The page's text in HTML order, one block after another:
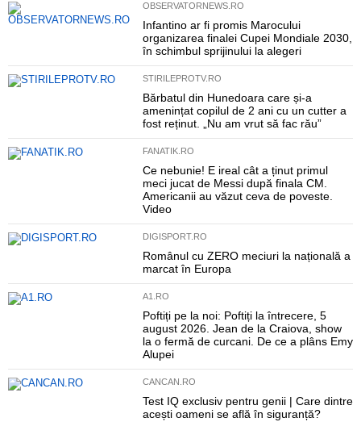
OBSERVATORNEWS.RO
Infantino ar fi promis Marocului
organizarea finalei Cupei Mondiale 2030,
în schimbul sprijinului la alegeri
STIRILEPROTV.RO
Bărbatul din Hunedoara care și-a
amenințat copilul de 2 ani cu un cutter a
fost reținut. „Nu am vrut să fac rău”
FANATIK.RO
Ce nebunie! E ireal cât a ținut primul
meci jucat de Messi după finala CM.
Americanii au văzut ceva de poveste.
Video
DIGISPORT.RO
Românul cu ZERO meciuri la națională a
marcat în Europa
A1.RO
Poftiți pe la noi: Poftiți la întrecere, 5
august 2026. Jean de la Craiova, show
la o fermă de curcani. De ce a plâns Emy
Alupei
CANCAN.RO
Test IQ exclusiv pentru genii | Care dintre
acești oameni se află în siguranță?